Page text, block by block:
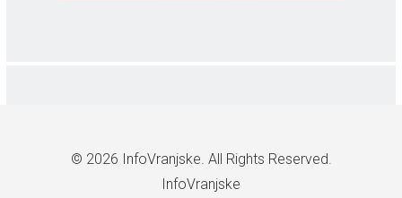
© 2026 InfoVranjske. All Rights Reserved.
InfoVranjske